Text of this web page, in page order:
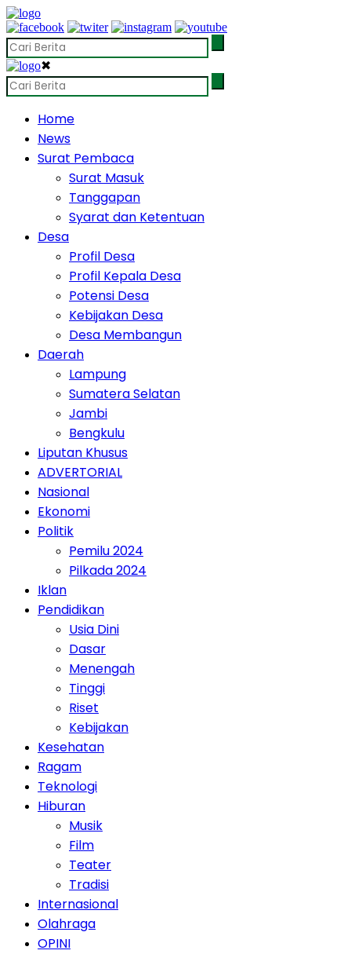
✖
Home
News
Surat Pembaca
Surat Masuk
Tanggapan
Syarat dan Ketentuan
Desa
Profil Desa
Profil Kepala Desa
Potensi Desa
Kebijakan Desa
Desa Membangun
Daerah
Lampung
Sumatera Selatan
Jambi
Bengkulu
Liputan Khusus
ADVERTORIAL
Nasional
Ekonomi
Politik
Pemilu 2024
Pilkada 2024
Iklan
Pendidikan
Usia Dini
Dasar
Menengah
Tinggi
Riset
Kebijakan
Kesehatan
Ragam
Teknologi
Hiburan
Musik
Film
Teater
Tradisi
Internasional
Olahraga
OPINI